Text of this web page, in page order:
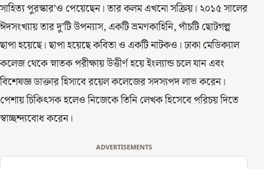
সাহিত্য পুরস্কার’ও পেয়েছেন। তার কলম এখনো সক্রিয়। ২০১৫ সালের
ঈদসংখ্যায় তার দু’টি উপন্যাস, একটি ভ্রমণকাহিনি, পাঁচটি ছোটগল্প
ছাপা হয়েছে। ছাপা হয়েছে কবিতা ও একটি নাটকও। ঢাকা মেডিক্যাল
কলেজ থেকে স্নাতক পরীক্ষায় উত্তীর্ণ হয়ে ইংল্যান্ড চলে যান এবং
বিশেষজ্ঞ ডাক্তার হিসাবে রয়েল কলেজের সদস্যপদ লাভ করেন।
পেশায় চিকিৎসক হলেও নিজেকে তিনি লেখক হিসেবে পরিচয় দিতে
স্বাচ্ছন্দ্যবোধ করেন।
ADVERTISEMENTS